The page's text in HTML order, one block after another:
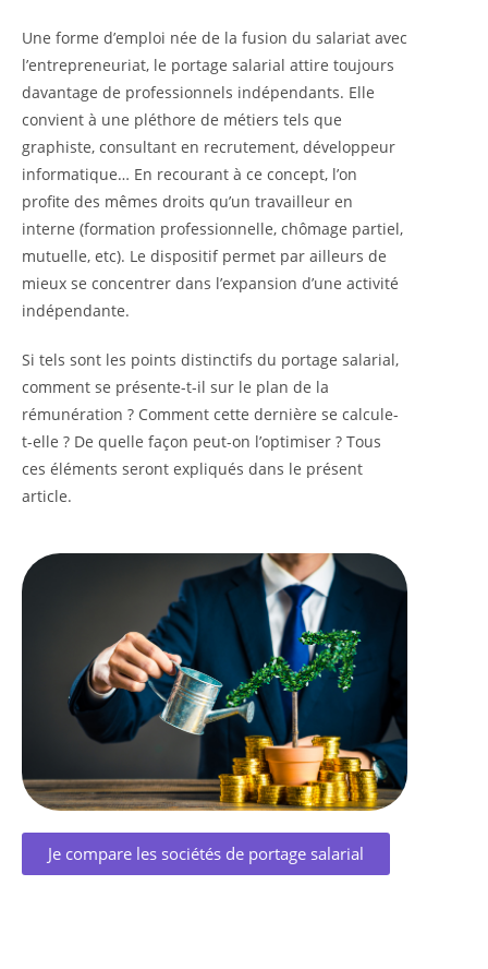
Une forme d’emploi née de la fusion du salariat avec
l’entrepreneuriat, le portage salarial attire toujours
davantage de professionnels indépendants. Elle
convient à une pléthore de métiers tels que
graphiste, consultant en recrutement, développeur
informatique… En recourant à ce concept, l’on
profite des mêmes droits qu’un travailleur en
interne (formation professionnelle, chômage partiel,
mutuelle, etc). Le dispositif permet par ailleurs de
mieux se concentrer dans l’expansion d’une activité
indépendante.
Si tels sont les points distinctifs du portage salarial,
comment se présente-t-il sur le plan de la
rémunération ? Comment cette dernière se calcule-
t-elle ? De quelle façon peut-on l’optimiser ? Tous
ces éléments seront expliqués dans le présent
article.
Je compare les sociétés de portage salarial